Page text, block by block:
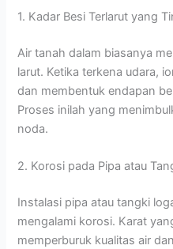
1. Kadar Besi Terlarut yang
Air tanah dalam biasanya
larut. Ketika terkena udara,
dan membentuk endapan
Proses inilah yang
noda.
2. Korosi pada Pipa atau
Instalasi pipa atau tangki
mengalami korosi. Karat
memperburuk kualitas air